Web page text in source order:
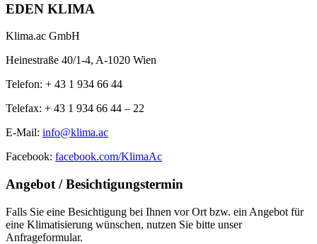
EDEN KLIMA
Klima.ac GmbH
Heinestraße 40/1-4, A-1020 Wien
Telefon: + 43 1 934 66 44
Telefax: + 43 1 934 66 44 – 22
E-Mail: info@klima.ac
Facebook: facebook.com/KlimaAc
Angebot / Besichtigungstermin
Falls Sie eine Besichtigung bei Ihnen vor Ort bzw. ein Angebot für
eine Klimatisierung wünschen, nutzen Sie bitte unser
Anfrageformular.